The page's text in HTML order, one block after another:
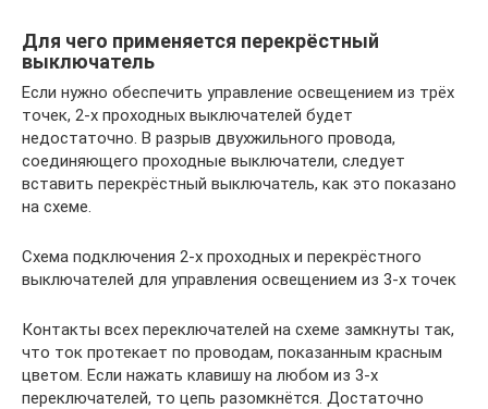
Для чего применяется перекрёстный
выключатель
Если нужно обеспечить управление освещением из трёх
точек, 2-х проходных выключателей будет
недостаточно. В разрыв двухжильного провода,
соединяющего проходные выключатели, следует
вставить перекрёстный выключатель, как это показано
на схеме.
Схема подключения 2-х проходных и перекрёстного
выключателей для управления освещением из 3-х точек
Контакты всех переключателей на схеме замкнуты так,
что ток протекает по проводам, показанным красным
цветом. Если нажать клавишу на любом из 3-х
переключателей, то цепь разомкнётся. Достаточно